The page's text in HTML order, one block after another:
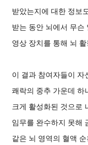
받았는지에 대한 정보
받는 동안 뇌에서 무슨
영상 장치를 통해 뇌
이 결과 참여자들이 자
쾌락의 중추 가운데 하
크게 활성화된 것으로
임무를 완수하지 못해
같은 뇌 영역의 혈액